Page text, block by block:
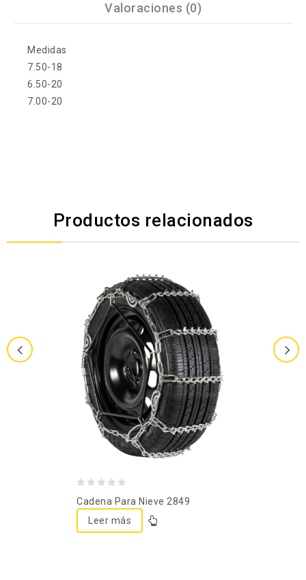
Valoraciones (0)
Medidas
7.50-18
6.50-20
7.00-20
Productos relacionados
out
of
Cadena Para Nieve 2849
Leer más